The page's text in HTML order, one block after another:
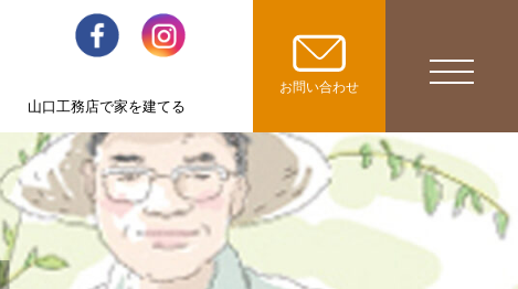
山口工務店で家を建てる
お問い合わせ
toggle